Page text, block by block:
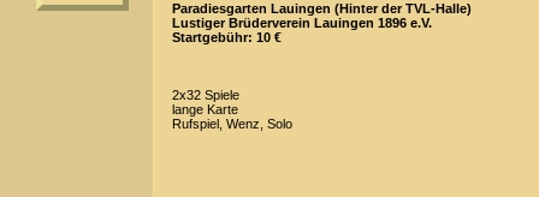
Paradiesgarten Lauingen (Hinter der TVL-Halle)
Lustiger Brüderverein Lauingen 1896 e.V.
Startgebühr: 10 €
2x32 Spiele
lange Karte
Rufspiel, Wenz, Solo